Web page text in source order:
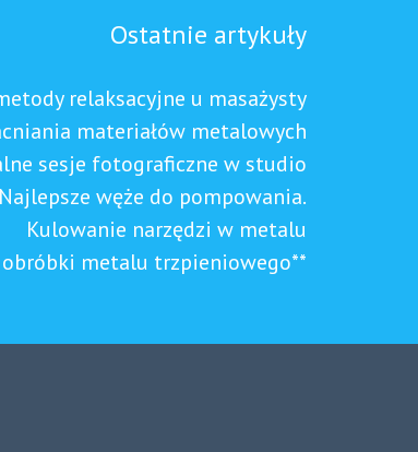
Ostatnie artykuły
relaksacyjne u masażysty
materiałów metalowych
sesje fotograficzne w studio
Najlepsze węże do pompowania.
Kulowanie narzędzi w metalu
obróbki metalu trzpieniowego**